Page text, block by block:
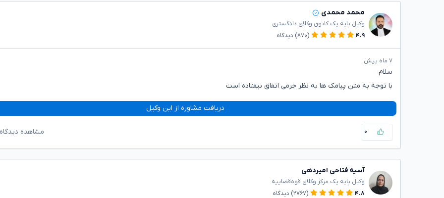
محمد محمدی
وکیل پایه یک کانون وکلای دادگستری
۴.۹
(۸۷۰) دیدگاه
۷ ماه پیش
سلام
با توجه به متن پیامک ها به نظر جرمی اتفاق نیفتاده است
دریافت مشاوره از این وکیل
۰ مشاهده
آسیه فتاحی امیردهی
وکیل پایه یک مرکز وکلای قوه‌قضاییه
۴.۸
(۲۷۶۷) دیدگاه